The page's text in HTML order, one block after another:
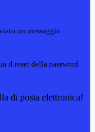
un messaggio
il reset della password
di posta elettronica!